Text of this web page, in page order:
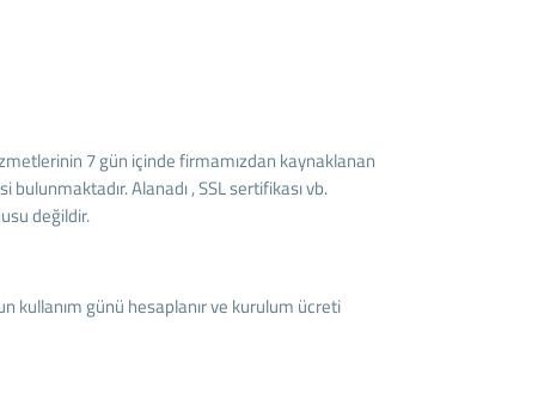
7 gün içinde firmamızdan kaynaklanan
Alanadı , SSL sertifikası vb.
değildir.
kullanım günü hesaplanır ve kurulum ücreti